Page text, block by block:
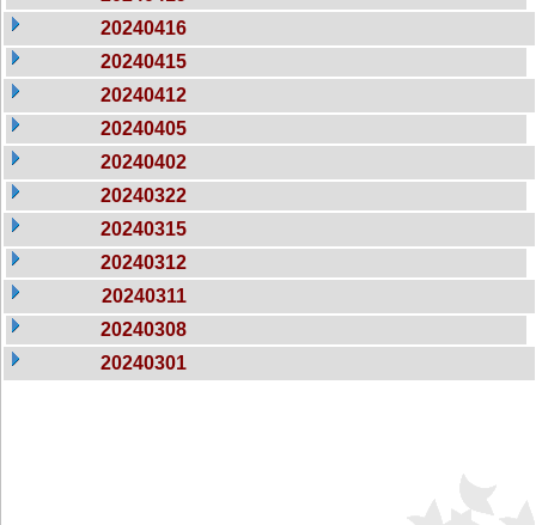
20240416
20240415
20240412
20240405
20240402
20240322
20240315
20240312
20240311
20240308
20240301